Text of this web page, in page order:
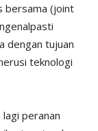
bersama (joint
dengan tujuan
teknologi
lagi peranan